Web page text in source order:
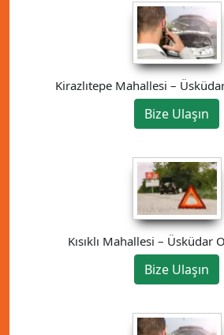
Kirazlıtepe Mahallesi –
Bize Ulaşın
Kısıklı Mahallesi – Üsküdar
Bize Ulaşın